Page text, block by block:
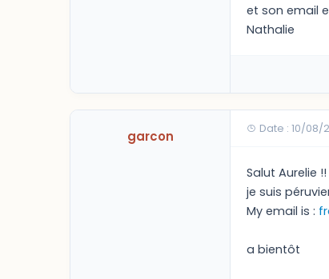
et son email
Nathalie
garcon Date : 10/08/
Salut Aurelie !!
je suis
My email is :
a bientôt